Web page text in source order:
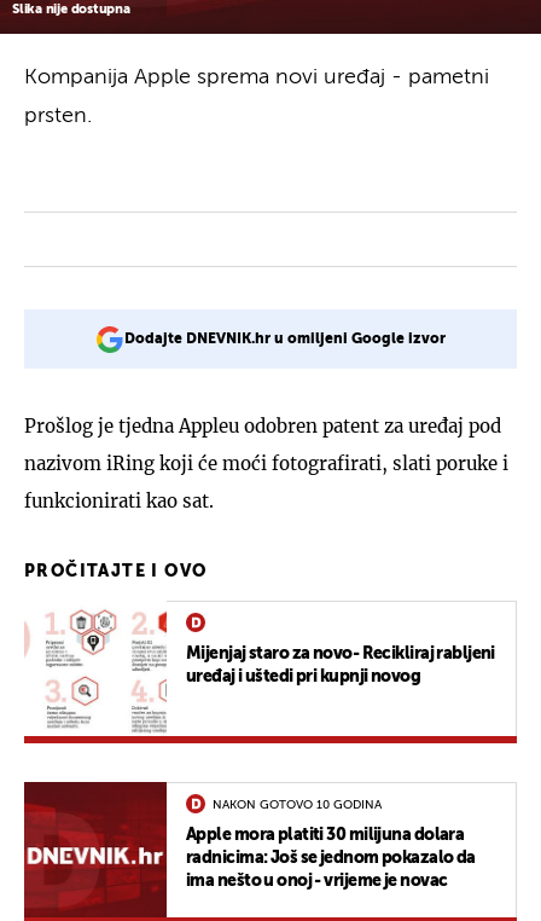
Slika nije dostupna
Kompanija Apple sprema novi uređaj - pametni
prsten.
Dodajte DNEVNIK.hr u omiljeni Google izvor
Prošlog je tjedna Appleu odobren patent za uređaj pod
nazivom iRing koji će moći fotografirati, slati poruke i
funkcionirati kao sat.
PROČITAJTE I OVO
Mijenjaj staro za novo- Recikliraj rabljeni
uređaj i uštedi pri kupnji novog
NAKON GOTOVO 10 GODINA
Apple mora platiti 30 milijuna dolara
radnicima: Još se jednom pokazalo da
ima nešto u onoj - vrijeme je novac